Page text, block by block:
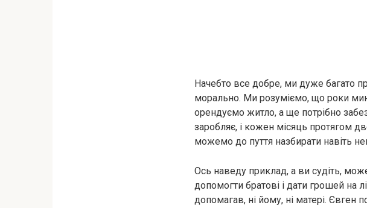
Начебто все добре, ми дуже багато
морально. Ми розуміємо, що роки
орендуємо житло, а ще потрібно
заробляє, і кожен місяць протягом
можемо до пуття назбирати навіть
Ось наведу приклад, а ви судіть,
допомогти братові і дати грошей на
допомагав, ні йому, ні матері.